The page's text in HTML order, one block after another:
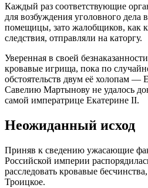
Каждый раз соответствующие
для возбуждения уголовного дела
помещицы, зато жалобщиков, как
следствия, отправляли на каторгу.
Уверенная в своей
кровавые игрища, пока по
обстоятельств двум её холопам
Савелию Мартынову не удалось
самой императрице Екатерине II.
Неожиданный исход
Приняв к сведению ужасающие
Российской империи
расследовать кровавые
Троицкое.